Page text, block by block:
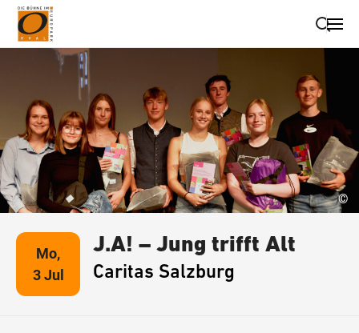
Suche schließen
Wegbeschreibung erhalten
©
Mo,
3 Jul
J.A! – Jung trifft Alt
Caritas Salzburg